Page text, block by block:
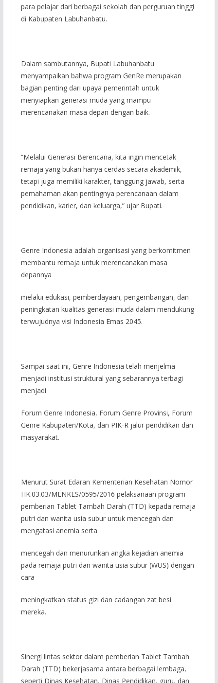
para pelajar dari berbagai sekolah dan perguruan tinggi
di Kabupaten Labuhanbatu.
Dalam sambutannya, Bupati Labuhanbatu
menyampaikan bahwa program GenRe merupakan
bagian penting dari upaya pemerintah untuk
menyiapkan generasi muda yang mampu
merencanakan masa depan dengan baik.
“Melalui Generasi Berencana, kita ingin mencetak
remaja yang bukan hanya cerdas secara akademik,
tetapi juga memiliki karakter, tanggung jawab, serta
pemahaman akan pentingnya perencanaan dalam
pendidikan, karier, dan keluarga,” ujar Bupati.
Genre Indonesia adalah organisasi yang berkomitmen
membantu remaja untuk merencanakan masa
depannya
melalui edukasi, pemberdayaan, pengembangan, dan
peningkatan kualitas generasi muda dalam mendukung
terwujudnya visi Indonesia Emas 2045.
Sampai saat ini, Genre Indonesia telah menjelma
menjadi institusi struktural yang sebarannya terbagi
menjadi
Forum Genre Indonesia, Forum Genre Provinsi, Forum
Genre Kabupaten/Kota, dan PIK-R jalur pendidikan dan
masyarakat.
Menurut Surat Edaran Kementerian Kesehatan Nomor
HK.03.03/MENKES/0595/2016 pelaksanaan program
pemberian Tablet Tambah Darah (TTD) kepada remaja
putri dan wanita usia subur untuk mencegah dan
mengatasi anemia serta
mencegah dan menurunkan angka kejadian anemia
pada remaja putri dan wanita usia subur (WUS) dengan
cara
meningkatkan status gizi dan cadangan zat besi
mereka.
Sinergi lintas sektor dalam pemberian Tablet Tambah
Darah (TTD) bekerjasama antara berbagai lembaga,
seperti Dinas Kesehatan, Dinas Pendidikan, guru, dan